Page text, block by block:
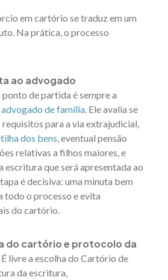
em cartório se traduz em um
Na prática, o processo
ao advogado
ponto de partida é sempre a
advogado de família. Ele avalia se
requisitos para a via extrajudicial,
dos bens, eventual pensão
relativas a filhos maiores, e
escritura que será apresentada ao
é decisiva: uma minuta bem
todo o processo e evita
do cartório.
do cartório e protocolo da
É livre a escolha do Cartório de
da escritura,